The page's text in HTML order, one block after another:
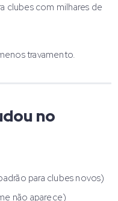
clubes com milhares de
travamento.
no
para clubes novos)
não aparece)